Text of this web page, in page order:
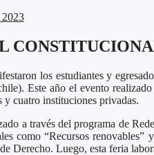
los estudiantes y
Este año el evento
y cuatro instituciones privadas.
a través del programa de
como “Recursos
Derecho. Luego, esta feria